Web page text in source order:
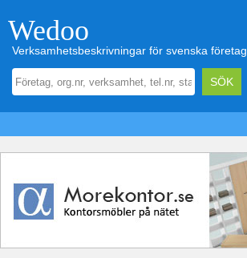
Wedoo
Verksamhetsbeskrivningar för svenska företag